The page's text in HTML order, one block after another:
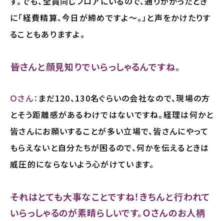
に「経費精算、今日が締めですよ～。」と声をかけたりす
ることもありますよ。
――皆さんと顔見知りでいらっしゃるんですね。
Ｏさん： まだ120、130名ぐらいの会社なので、現場の方
とそう距離感があるわけではないですね。経理は何かと
皆さんにお願いすることが多い立場で、皆さんにやって
もらえないと自分たちが困るので、何かを伝えるときは
威圧的にならないよう心がけています。
――それはとても大事なことですね！きちんと行われて
いらっしゃるのが素晴らしいです。Ｏさんのお人柄